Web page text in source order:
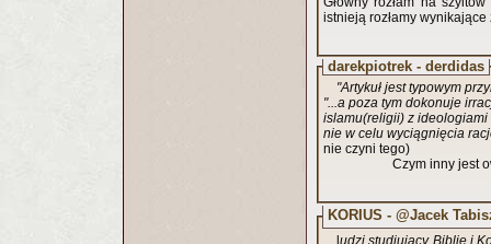
istnieją rozłamy
darekpiotrek - derdidas
"Artykuł jest typowym
"...a poza tym dokonuje
islamu(religii) z
nie w celu wyciągnięcia
nie czyni tego)
Czym inny jest owe
KORIUS - @Jacek
udzi studiujący Biblię i